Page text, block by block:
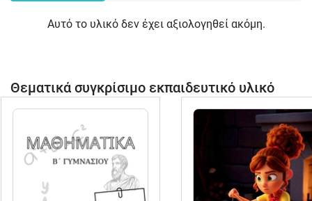
Αυτό το υλικό δεν έχει αξιολογηθεί ακόμη.
Θεματικά συγκρίσιμο εκπαιδευτικό υλικό